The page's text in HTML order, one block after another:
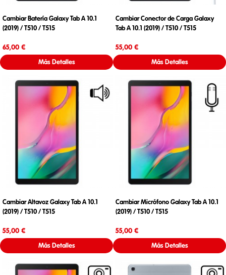
Cambiar Batería Galaxy Tab A 10.1
(2019) / T510 / T515
65,00 €
Más Detalles
Cambiar Conector de Carga Galaxy
Tab A 10.1 (2019) / T510 / T515
55,00 €
Más Detalles
Cambiar Altavoz Galaxy Tab A 10.1
(2019) / T510 / T515
55,00 €
Más Detalles
Cambiar Micrófono Galaxy Tab A 10.1
(2019) / T510 / T515
55,00 €
Más Detalles